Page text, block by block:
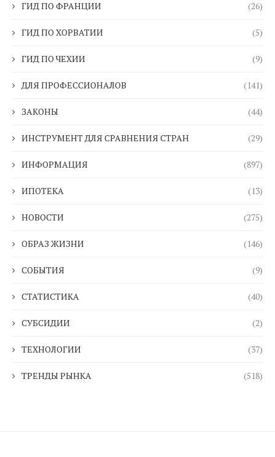
ГИД ПО ФРАНЦИИ (26)
ГИД ПО ХОРВАТИИ (5)
ГИД ПО ЧЕХИИ (9)
ДЛЯ ПРОФЕССИОНАЛОВ (141)
ЗАКОНЫ (44)
ИНСТРУМЕНТ ДЛЯ СРАВНЕНИЯ СТРАН (29)
ИНФОРМАЦИЯ (897)
ИПОТЕКА (13)
НОВОСТИ (275)
ОБРАЗ ЖИЗНИ (146)
СОБЫТИЯ (9)
СТАТИСТИКА (40)
СУБСИДИИ (2)
ТЕХНОЛОГИИ (37)
ТРЕНДЫ РЫНКА (518)